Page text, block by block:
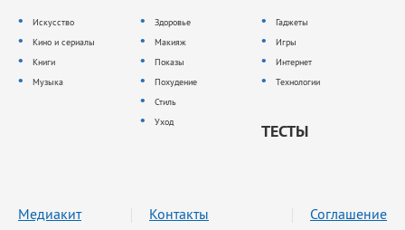
Искусство
Кино и сериалы
Книги
Музыка
Здоровье
Макияж
Показы
Похудение
Стиль
Уход
Гаджеты
Игры
Интернет
Технологии
ТЕСТЫ
Медиакит Контакты Соглашение